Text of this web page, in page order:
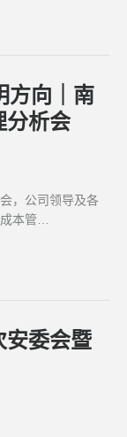
方向｜南
分析会
，公司领导及各
本管…
安委会暨